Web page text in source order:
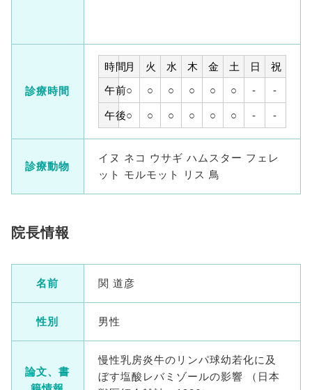
診療時間
時間月 火 水 木 金 土 日
祝
午前○ ○ ○ ○ ○ ○ - -
午後○ ○ ○ ○ ○ ○ - -
診療動物
イヌ ネコ ウサギ ハムスター フェレ
ット モルモット リス 鳥
院長情報
名前 関 道彦
性別 男性
論文、書
慢性乳房炎牛のリンパ球幼若化に及
ぼす塩酸レバミゾールの影響 （日本